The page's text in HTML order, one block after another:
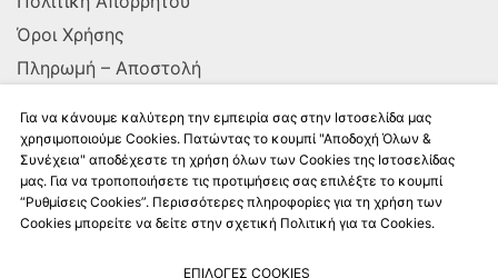
Όροι Χρήσης
Πληρωμή – Αποστολή
ΑΚΟΛΟΥΘΗΣΤΕ ΜΑΣ
Για να κάνουμε καλύτερη την εμπειρία σας στην Ιστοσελίδα μας
χρησιμοποιούμε Cookies. Πατώντας το κουμπί "Αποδοχή Όλων &
Συνέχεια" αποδέχεστε τη χρήση όλων των Cookies της Ιστοσελίδας
μας. Για να τροποποιήσετε τις προτιμήσεις σας επιλέξτε το κουμπί
“Ρυθμίσεις Cookies”. Περισσότερες πληροφορίες για τη χρήση των
Cookies μπορείτε να δείτε στην σχετική Πολιτική για τα Cookies.
ΕΠΙΛΟΓΕΣ COOKIES